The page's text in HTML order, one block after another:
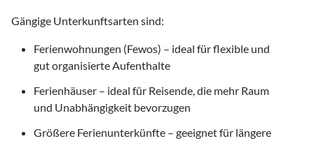
Gängige Unterkunftsarten sind:
Ferienwohnungen (Fewos) – ideal für flexible und
gut organisierte Aufenthalte
Ferienhäuser – ideal für Reisende, die mehr Raum
und Unabhängigkeit bevorzugen
Größere Ferienunterkünfte – geeignet für längere